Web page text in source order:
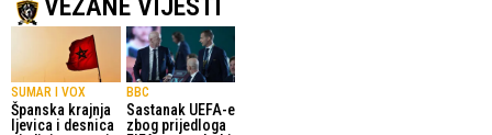
VEZANE VIJESTI
SUMAR I VOX
Španska krajnja
ljevica i desnica
BBC
Sastanak UEFA-e
zbog prijedloga